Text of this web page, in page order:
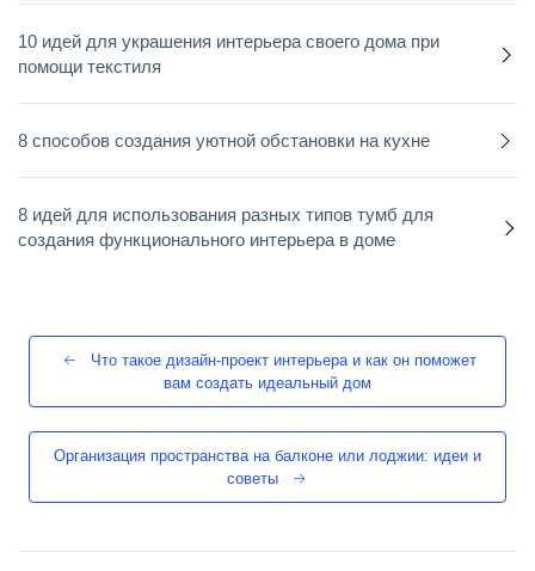
10 идей для украшения интерьера своего дома при
помощи текстиля
8 способов создания уютной обстановки на кухне
8 идей для использования разных типов тумб для
создания функционального интерьера в доме
Что такое дизайн-проект интерьера и как он поможет
вам создать идеальный дом
Организация пространства на балконе или лоджии: идеи и
советы